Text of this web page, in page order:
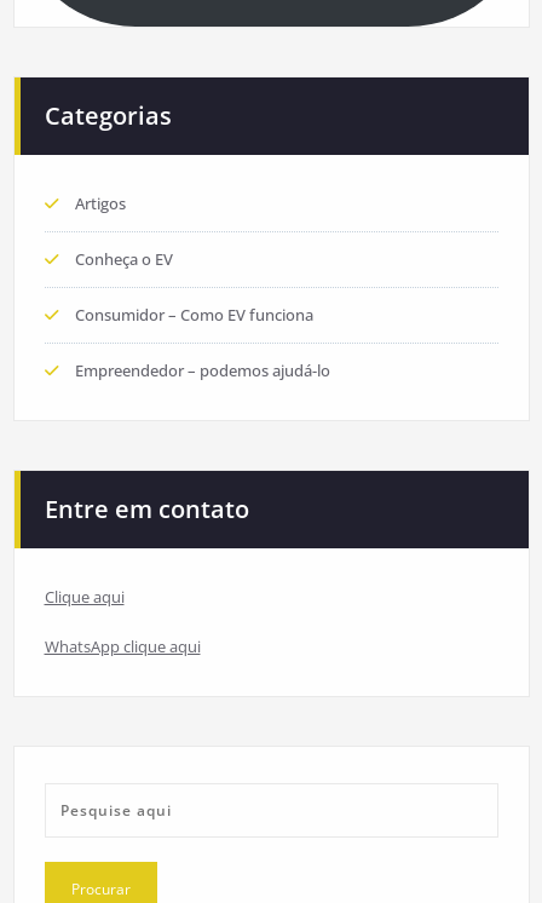
Categorias
Artigos
Conheça o EV
Consumidor – Como EV funciona
Empreendedor – podemos ajudá-lo
Entre em contato
Clique aqui
WhatsApp clique aqui